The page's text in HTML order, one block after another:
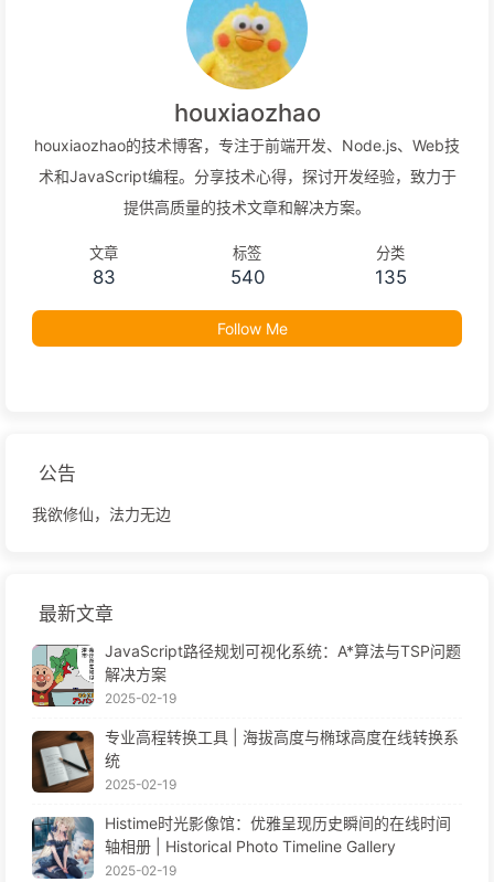
houxiaozhao
houxiaozhao的技术博客，专注于前端开发、Node.js、Web技
术和JavaScript编程。分享技术心得，探讨开发经验，致力于
提供高质量的技术文章和解决方案。
文章
83
标签
540
分类
135
Follow Me
公告
我欲修仙，法力无边
最新文章
JavaScript路径规划可视化系统：A*算法与TSP问题
解决方案
2025-02-19
专业高程转换工具 | 海拔高度与椭球高度在线转换系
统
2025-02-19
Histime时光影像馆：优雅呈现历史瞬间的在线时间
轴相册 | Historical Photo Timeline Gallery
2025-02-19